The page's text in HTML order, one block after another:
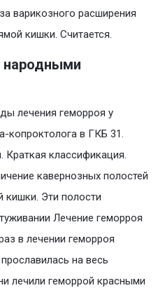
варикозного расширения
кишки. Считается.
народными
лечения геморроя у
копроктолога в ГКБ 31.
классификация.
кавернозных полостей
кишки. Эти полости
Лечение геморроя
в лечении геморроя
на весь
лечили геморрой красными